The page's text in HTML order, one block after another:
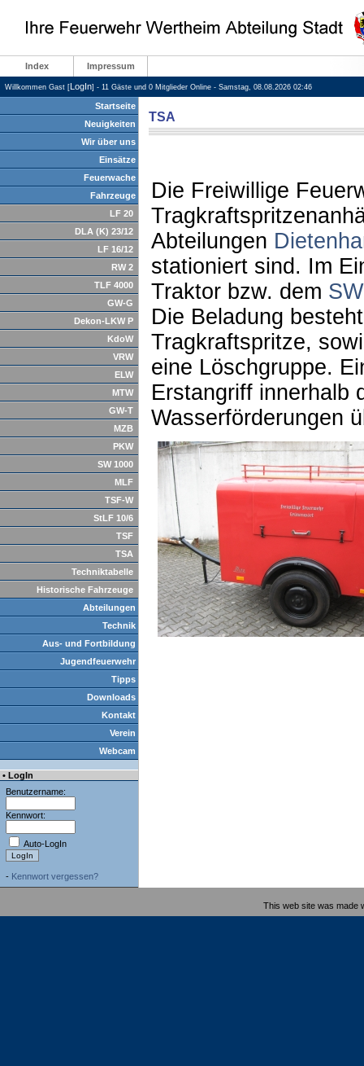
Index Impressum
Willkommen Gast [LogIn] - 11 Gäste und 0 Mitglieder Online - Samstag, 08.08.2026 02:46
Startseite
Neuigkeiten
Wir über uns
Einsätze
Feuerwache
Fahrzeuge
LF 20
DLA (K) 23/12
LF 16/12
RW 2
TLF 4000
GW-G
Dekon-LKW P
KdoW
VRW
ELW
MTW
GW-T
MZB
PKW
SW 1000
MLF
TSF-W
StLF 10/6
TSF
TSA
Techniktabelle
Historische Fahrzeuge
Abteilungen
Technik
Aus- und Fortbildung
Jugendfeuerwehr
Tipps
Downloads
Kontakt
Verein
Webcam
• LogIn
Benutzername:
Kennwort:
Auto-LogIn
- Kennwort vergessen?
TSA
Die Freiwillige
Abteilungen
stationiert sind. Im
Traktor bzw. dem
Die Beladung
Tragkraftspritze,
eine Löschgruppe.
Erstangriff innerhalb
Wasserförderungen
This web site was made